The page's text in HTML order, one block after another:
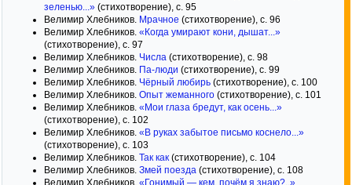
зеленью...» (стихотворение), с. 95
Велимир Хлебников. Мрачное (стихотворение), с. 96
Велимир Хлебников. «Когда умирают кони, дышат...»
(стихотворение), с. 97
Велимир Хлебников. Числа (стихотворение), с. 98
Велимир Хлебников. Па-люди (стихотворение), с. 99
Велимир Хлебников. Чёрный любирь (стихотворение), с. 100
Велимир Хлебников. Опыт жеманного (стихотворение), с. 101
Велимир Хлебников. «Мои глаза бредут, как осень...»
(стихотворение), с. 102
Велимир Хлебников. «В руках забытое письмо коснело...»
(стихотворение), с. 103
Велимир Хлебников. Так как (стихотворение), с. 104
Велимир Хлебников. Змей поезда (стихотворение), с. 108
Велимир Хлебников. «Гонимый — кем, почём я знаю?..»